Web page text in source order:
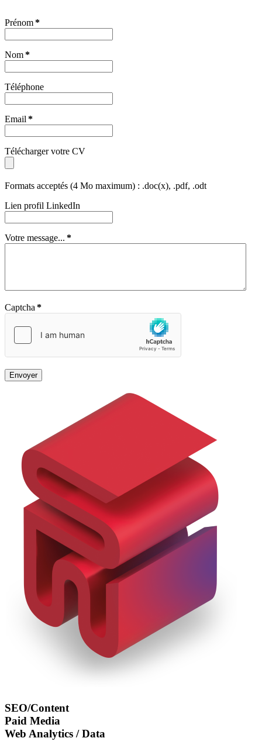
Prénom*
Nom*
Téléphone
Email *
Télécharger votre CV
Formats acceptés (4 Mo maximum) : .doc(x), .pdf, .odt
Lien profil LinkedIn
Votre message... *
Captcha *
Envoyer
SEO/Content
Paid Media
Web Analytics / Data